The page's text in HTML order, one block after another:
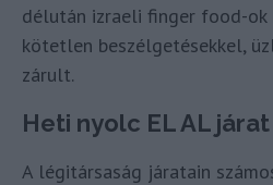
délután izraeli finger food-ok
kötetlen beszélgetésekkel,
zárult.
Heti nyolc EL AL
A légitársaság járatain